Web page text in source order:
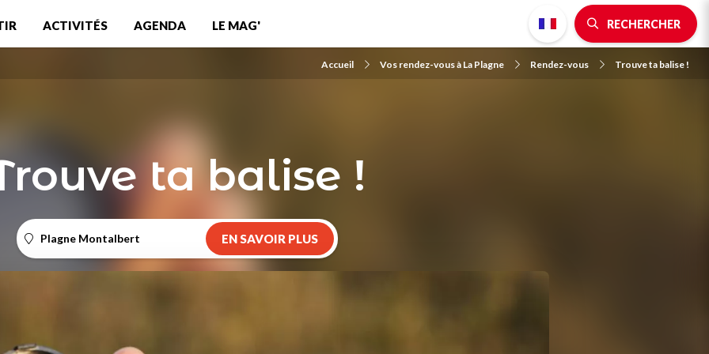
ACTIVITÉS AGENDA LE MAG' RECHERCHER
Accueil Vos rendez-vous à La Plagne Rendez-vous Trouve ta balise !
ta balise !
Plagne Montalbert EN SAVOIR PLUS